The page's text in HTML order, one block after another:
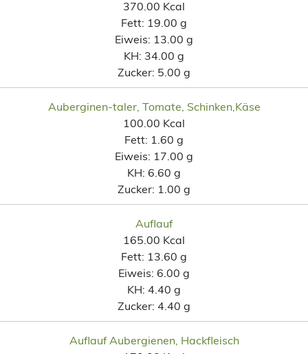
370.00 Kcal
Fett: 19.00 g
Eiweis: 13.00 g
KH: 34.00 g
Zucker: 5.00 g
Auberginen-taler, Tomate, Schinken,Käse
100.00 Kcal
Fett: 1.60 g
Eiweis: 17.00 g
KH: 6.60 g
Zucker: 1.00 g
Auflauf
165.00 Kcal
Fett: 13.60 g
Eiweis: 6.00 g
KH: 4.40 g
Zucker: 4.40 g
Auflauf Aubergienen, Hackfleisch